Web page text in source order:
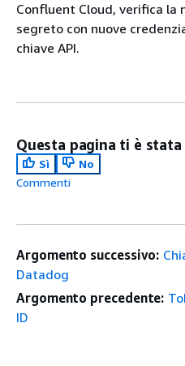
Confluent Cloud, verifica la
segreto con nuove
chiave API.
Questa pagina ti è
Sì
No
Commenti
Argomento successivo:
Datadog
Argomento precedente:
ID